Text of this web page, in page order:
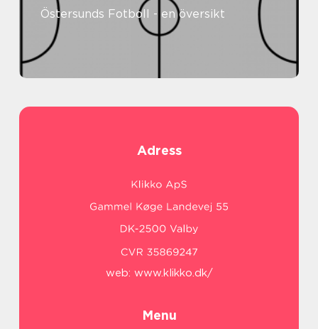
Östersunds Fotboll - en översikt
Adress
web: www.klikko.dk/
Menu